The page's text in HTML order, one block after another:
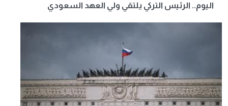
اليوم.. الرئيس التركي يلتقي ولي العهد السعودي